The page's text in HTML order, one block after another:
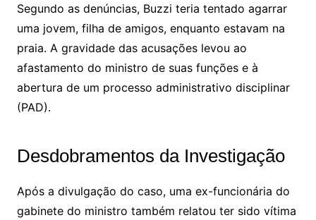
Segundo as denúncias, Buzzi teria tentado agarrar
uma jovem, filha de amigos, enquanto estavam na
praia. A gravidade das acusações levou ao
afastamento do ministro de suas funções e à
abertura de um processo administrativo disciplinar
(PAD).
Desdobramentos da Investigação
Após a divulgação do caso, uma ex-funcionária do
gabinete do ministro também relatou ter sido vítima